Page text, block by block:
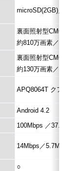
microSD(2GB)／
裏面照射型
約810万画素／
裏面照射型
約130万画素／
APQ8064T クア
Android 4.2
100Mbps ／
14Mbps／
○